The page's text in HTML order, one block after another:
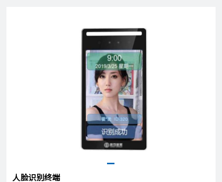
人脸识别终端